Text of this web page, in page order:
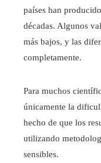
países han
décadas. Algunos
más bajos, y las
completamente.
Para muchos
únicamente la
hecho de que los
utilizando
sensibles.